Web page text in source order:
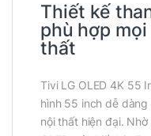
Thiết kế
phù hợp
thất
Tivi LG OLED 4K 55
hình 55 inch dễ
nội thất hiện đại.